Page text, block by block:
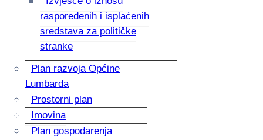
raspoređenih i isplaćenih
sredstava za političke
stranke
Plan razvoja Općine
Lumbarda
Prostorni plan
Imovina
Plan gospodarenja